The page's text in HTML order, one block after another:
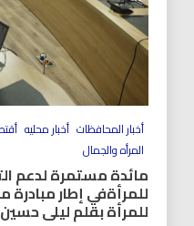
أخبار المحافظات أخبار محليه
المرأه والجمال
مائدة مستمرة لدعم
للمرأةفي إطار
للمرأة بقلم ليلى حسين